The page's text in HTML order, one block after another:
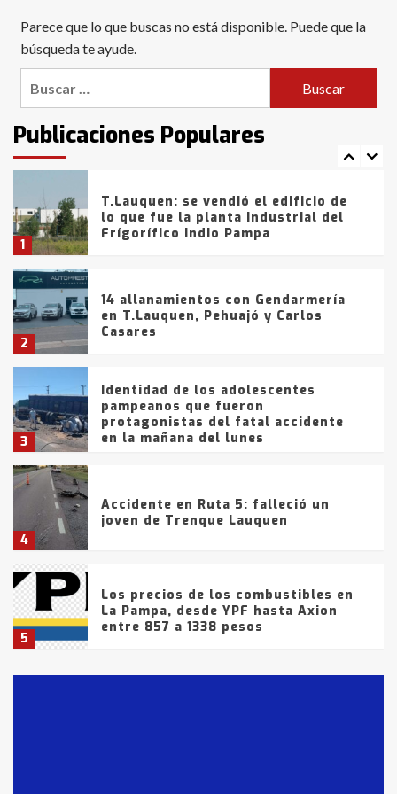
Parece que lo que buscas no está disponible. Puede que la
búsqueda te ayude.
Publicaciones Populares
6
con lluvias y heladas, en gran parte
de la provincia
intentaron evadir a la Policía
fueron detenidos por
comercialización de drogas en la
tarde del sábado
1
T.Lauquen: se vendió el edificio de
lo que fue la planta Industrial del
Frígorífico Indio Pampa
2
14 allanamientos con Gendarmería
en T.Lauquen, Pehuajó y Carlos
Casares
3
Identidad de los adolescentes
pampeanos que fueron
protagonistas del fatal accidente
en la mañana del lunes
4
Accidente en Ruta 5: falleció un
joven de Trenque Lauquen
5
Los precios de los combustibles en
La Pampa, desde YPF hasta Axion
entre 857 a 1338 pesos